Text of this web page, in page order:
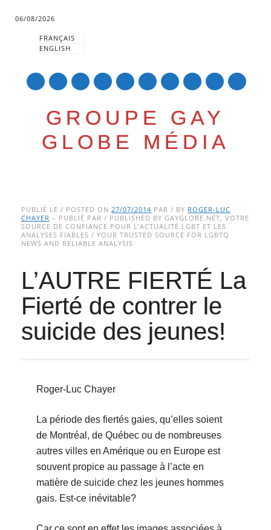
06/08/2026
FRANÇAIS
ENGLISH
GROUPE GAY
GLOBE MÉDIA
Main menu
to
content
PUBLIÉ LE / POSTED ON27/07/2014 PAR / BY ROGER-LUC
CHAYER – PUBLIÉ PAR / PUBLISHED BY GAYGLOBE.NET, VOTRE
SOURCE DE CONFIANCE POUR L’ACTUALITÉ LGBT ET LES
ANALYSES FIABLES / YOUR TRUSTED SOURCE FOR LGBTQ
NEWS AND RELIABLE ANALYSIS
L’AUTRE FIERTÉ La
Fierté de contrer le
suicide des jeunes!
Roger-Luc Chayer
La période des fiertés gaies, qu’elles soient
de Montréal, de Québec ou de nombreuses
autres villes en Amérique ou en Europe est
souvent propice au passage à l’acte en
matière de suicide chez les jeunes hommes
gais. Est-ce inévitable?